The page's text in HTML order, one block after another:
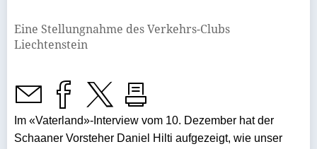
Eine Stellungnahme des Verkehrs-Clubs
Liechtenstein
Im «Vaterland»-Interview vom 10. Dezember hat der
Schaaner Vorsteher Daniel Hilti aufgezeigt, wie unser